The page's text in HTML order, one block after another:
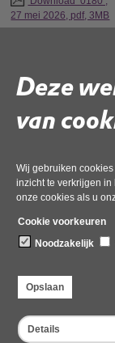
Deze
van
Wij gebruiken
inzicht te verkrijgen
onze cookies als u
Cookie voorkeuren
Noodzakelijk
Opslaan
Details
27 mei 2026, pdf, 3MB
Bezoekadres
Dampten 2, 1624 NR
Postbus 2095, 1620
Openingstijden
Maandag tot en met
van 08:00 tot 16:30